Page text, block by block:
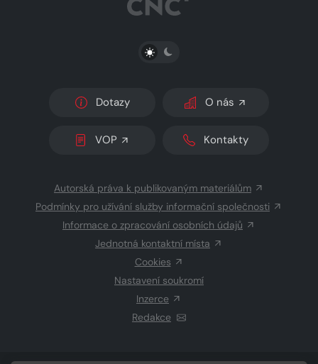
PŘEPNOUT SVĚTLÝ/TMAVÝ REŽIM
Dotazy O nás
VOP Kontakty
Autorská práva k publikovaným materiálům
Podmínky pro užívání služby informační společnosti
Informace o zpracování osobních údajů
Jednotná kontaktní místa
Cookies
Nastavení soukromí
Inzerce
Redakce